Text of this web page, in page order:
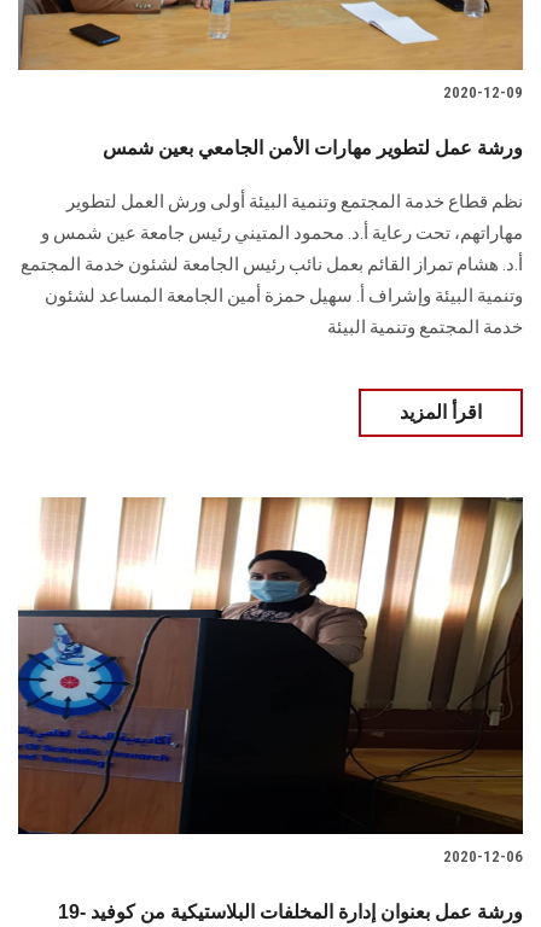
2020-12-09
ورشة عمل لتطوير مهارات الأمن الجامعي بعين شمس
نظم قطاع خدمة المجتمع وتنمية البيئة أولى ورش العمل لتطوير
مهاراتهم، تحت رعاية أ.د. محمود المتيني رئيس جامعة عين شمس و
أ.د. هشام تمراز القائم بعمل نائب رئيس الجامعة لشئون خدمة المجتمع
وتنمية البيئة وإشراف أ. سهيل حمزة أمين الجامعة المساعد لشئون
خدمة المجتمع وتنمية البيئة
اقرأ المزيد
2020-12-06
ورشة عمل بعنوان إدارة المخلفات البلاستيكية من كوفيد -19